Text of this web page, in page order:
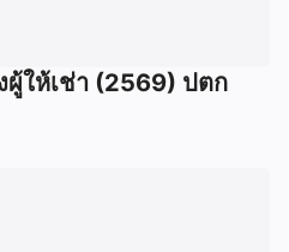
ผู้ให้เช่า (2569) ปตก